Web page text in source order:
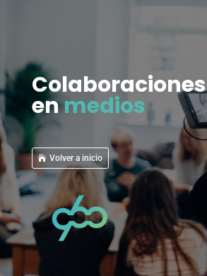
Colaboraciones
enmedios
Volver a inicio